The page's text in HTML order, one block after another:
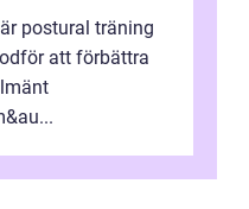
postural träning
att förbättra